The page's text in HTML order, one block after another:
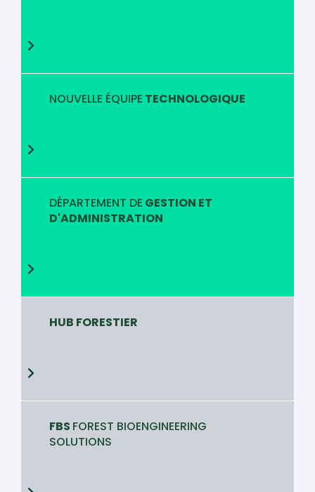
NOUVELLE ÉQUIPE TECHNOLOGIQUE
DÉPARTEMENT DE GESTION ET
D'ADMINISTRATION
HUB FORESTIER
FBS FOREST BIOENGINEERING
SOLUTIONS